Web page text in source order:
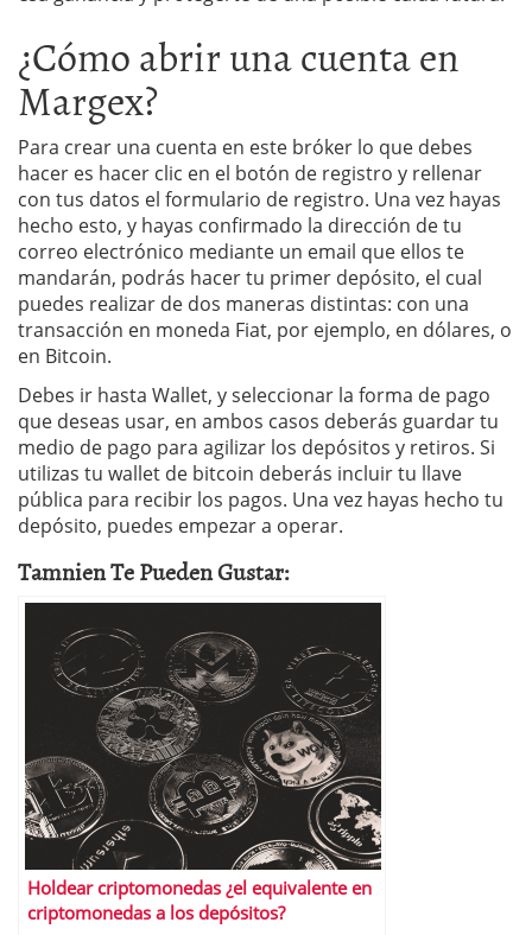
¿Cómo abrir una cuenta en
Margex?
Para crear una cuenta en este bróker lo que debes
hacer es hacer clic en el botón de registro y rellenar
con tus datos el formulario de registro. Una vez hayas
hecho esto, y hayas confirmado la dirección de tu
correo electrónico mediante un email que ellos te
mandarán, podrás hacer tu primer depósito, el cual
puedes realizar de dos maneras distintas: con una
transacción en moneda Fiat, por ejemplo, en dólares, o
en Bitcoin.
Debes ir hasta Wallet, y seleccionar la forma de pago
que deseas usar, en ambos casos deberás guardar tu
medio de pago para agilizar los depósitos y retiros. Si
utilizas tu wallet de bitcoin deberás incluir tu llave
pública para recibir los pagos. Una vez hayas hecho tu
depósito, puedes empezar a operar.
Tamnien Te Pueden Gustar:
Holdear criptomonedas ¿el equivalente en
criptomonedas a los depósitos?